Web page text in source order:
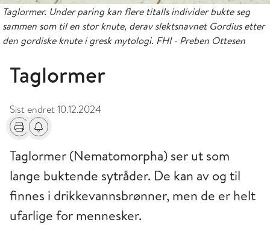
Taglormer. Under paring kan flere titalls individer bukte seg
sammen som til en stor knute, derav slektsnavnet Gordius etter
den gordiske knute i gresk mytologi. FHI - Preben Ottesen
Taglormer
Sist endret10.12.2024
Skriv utFå varsel om endringer
Taglormer (Nematomorpha) ser ut som
lange buktende sytråder. De kan av og til
finnes i drikkevannsbrønner, men de er helt
ufarlige for mennesker.